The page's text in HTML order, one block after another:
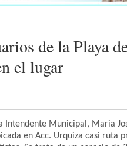
de la Playa
el lugar
Intendente Municipal, Maria
en Acc. Urquiza casi ruta